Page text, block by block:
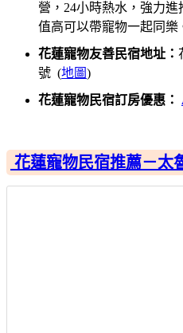
營，24小時熱水，強力
值高可以帶寵物一起同樂
花蓮寵物友善民宿地址：
號 (地圖)
花蓮寵物民宿訂房優惠：
花蓮寵物民宿推薦－太